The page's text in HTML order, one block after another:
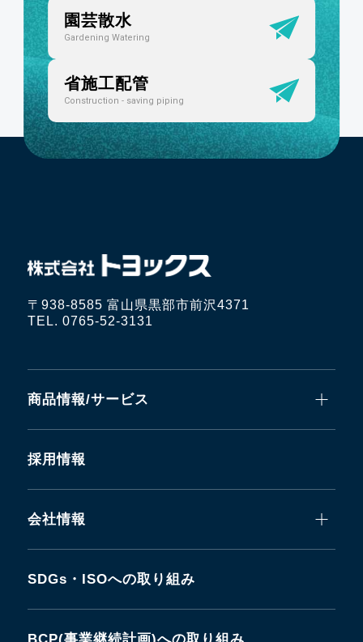
2025.04.01
WEBサイトリニューアル
2025.02.21
新商品 工場設備配管用 樹脂継手「トヨ
コネクタ ライトTC2-P」発売
スと継手の記事が掲載されました
2024.11.21
新商品 難燃性一体型「フレイムブロック
ハイブリッドULホース」発売
2024.11.21
タ TC3-BS」発売
2024.09.26
園芸散水
Gardening Watering
省施工配管
Construction - saving piping
〒938-8585 富山県黒部市前沢4371
TEL. 0765-52-3131
商品情報/サービス
採用情報
会社情報
SDGs・ISOへの取り組み